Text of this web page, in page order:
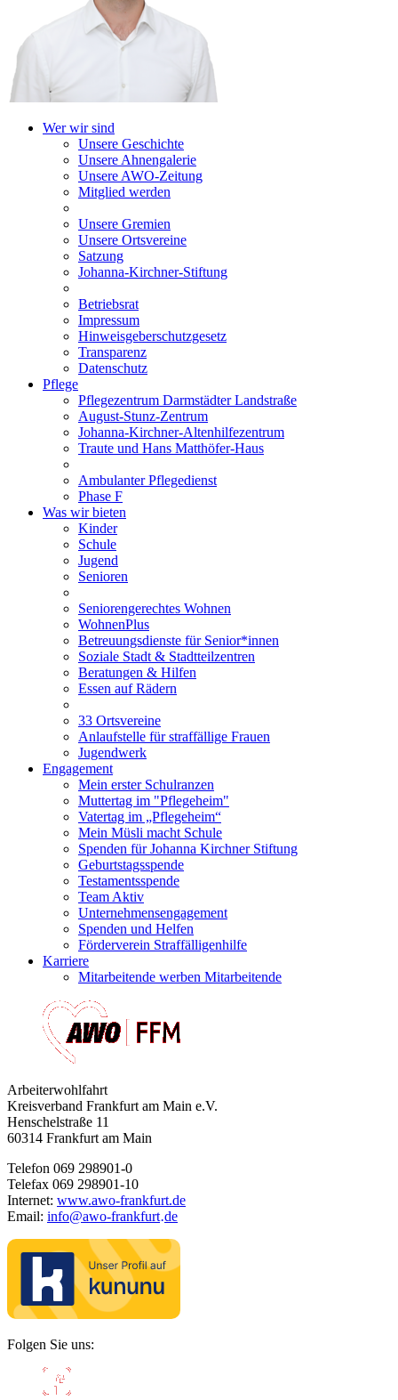
Wer wir sind
Unsere Geschichte
Unsere Ahnengalerie
Unsere AWO-Zeitung
Mitglied werden
Unsere Gremien
Unsere Ortsvereine
Satzung
Johanna-Kirchner-Stiftung
Betriebsrat
Impressum
Hinweisgeberschutzgesetz
Transparenz
Datenschutz
Pflege
Pflegezentrum Darmstädter Landstraße
August-Stunz-Zentrum
Johanna-Kirchner-Altenhilfezentrum
Traute und Hans Matthöfer-Haus
Ambulanter Pflegedienst
Phase F
Was wir bieten
Kinder
Schule
Jugend
Senioren
Seniorengerechtes Wohnen
WohnenPlus
Betreuungsdienste für Senior*innen
Soziale Stadt & Stadtteilzentren
Beratungen & Hilfen
Essen auf Rädern
33 Ortsvereine
Anlaufstelle für straffällige Frauen
Jugendwerk
Engagement
Mein erster Schulranzen
Muttertag im "Pflegeheim"
Vatertag im „Pflegeheim“
Mein Müsli macht Schule
Spenden für Johanna Kirchner Stiftung
Geburtstagsspende
Testamentsspende
Team Aktiv
Unternehmensengagement
Spenden und Helfen
Förderverein Straffälligenhilfe
Karriere
Mitarbeitende werben Mitarbeitende
Arbeiterwohlfahrt
Kreisverband Frankfurt am Main e.V.
Henschelstraße 11
60314 Frankfurt am Main
Telefon 069 298901-0
Telefax 069 298901-10
Internet: www.awo-frankfurt.de
Email: info@awo-frankfurt·de
Folgen Sie uns: